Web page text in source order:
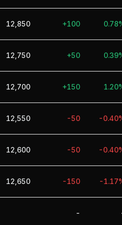
12,850 +100
12,750 +50
12,700 +150
12,550 -50 -
12,600 -50 -
12,650 -150 -
-